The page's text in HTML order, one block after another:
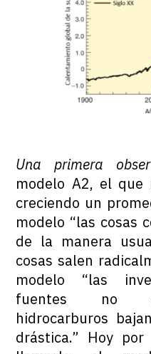
Una primera
modelo A2, el que
creciendo un
modelo “las cosas
de la manera
cosas salen
modelo “las
fuentes no
hidrocarburos
drástica.” Hoy